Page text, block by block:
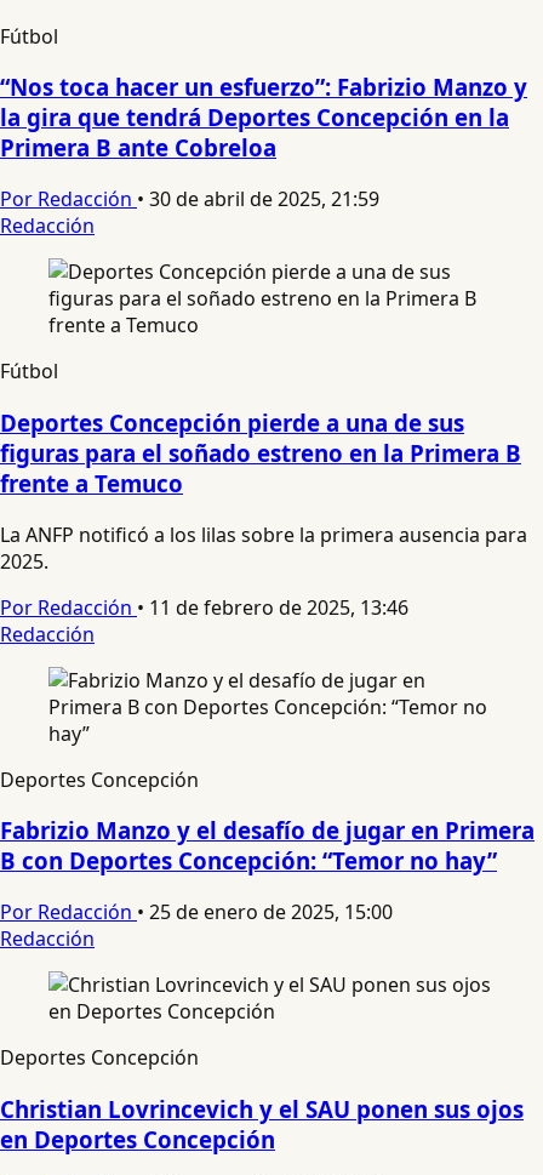
Fútbol
“Nos toca hacer un esfuerzo”: Fabrizio Manzo y
la gira que tendrá Deportes Concepción en la
Primera B ante Cobreloa
Por Redacción • 30 de abril de 2025, 21:59
Redacción
Fútbol
Deportes Concepción pierde a una de sus
figuras para el soñado estreno en la Primera B
frente a Temuco
La ANFP notificó a los lilas sobre la primera ausencia para
2025.
Por Redacción • 11 de febrero de 2025, 13:46
Redacción
Deportes Concepción
Fabrizio Manzo y el desafío de jugar en Primera
B con Deportes Concepción: “Temor no hay”
Por Redacción • 25 de enero de 2025, 15:00
Redacción
Deportes Concepción
Christian Lovrincevich y el SAU ponen sus ojos
en Deportes Concepción